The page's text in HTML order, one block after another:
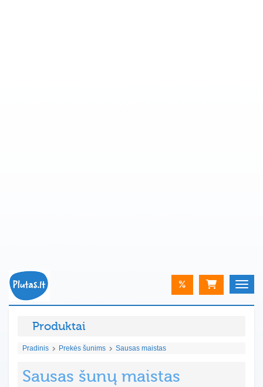
%
Produktai
Pradinis Prekės šunims Sausas maistas
Sausas šunų maistas